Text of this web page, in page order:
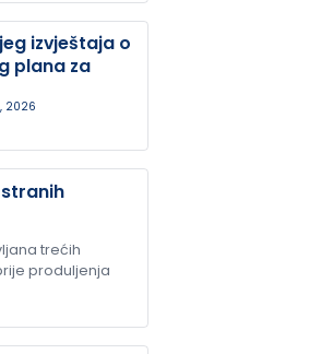
izvještaja o
plana za
2026
trećih
produljenja